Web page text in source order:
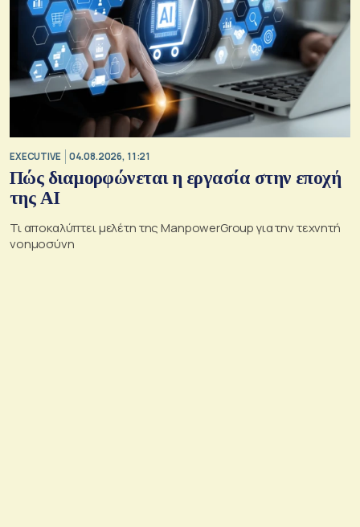
EXECUTIVE 04.08.2026, 11:21
Πώς διαμορφώνεται η εργασία στην εποχή
της AI
Τι αποκαλύπτει μελέτη της ManpowerGroup για την τεχνητή
νοημοσύνη